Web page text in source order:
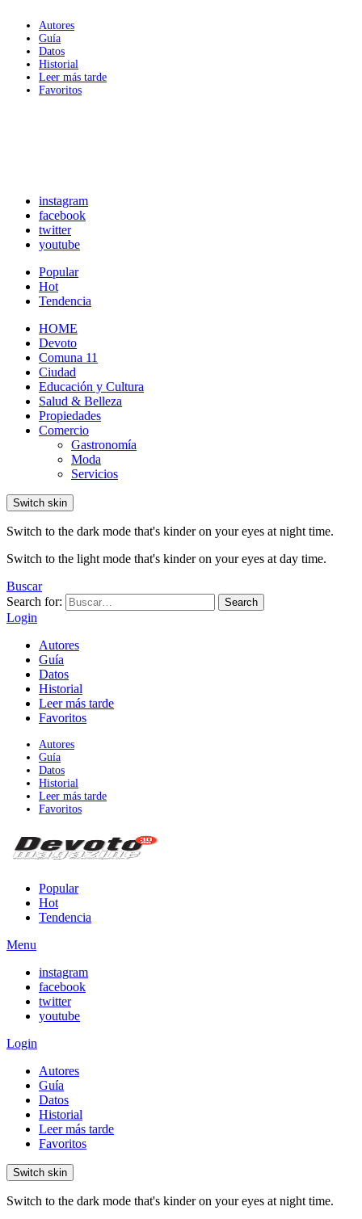
Autores
Guía
Datos
Historial
Leer más tarde
Favoritos
instagram
facebook
twitter
youtube
Popular
Hot
Tendencia
HOME
Devoto
Comuna 11
Ciudad
Educación y Cultura
Salud & Belleza
Propiedades
Comercio
Gastronomía
Moda
Servicios
Switch skin
Switch to the dark mode that's kinder on your eyes at night time.
Switch to the light mode that's kinder on your eyes at day time.
Buscar
Search for:
Search
Login
Autores
Guía
Datos
Historial
Leer más tarde
Favoritos
Autores
Guía
Datos
Historial
Leer más tarde
Favoritos
Popular
Hot
Tendencia
Menu
instagram
facebook
twitter
youtube
Login
Autores
Guía
Datos
Historial
Leer más tarde
Favoritos
Switch skin
Switch to the dark mode that's kinder on your eyes at night time.